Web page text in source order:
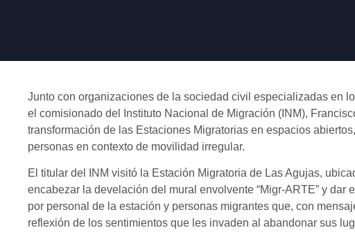
Junto con organizaciones de la sociedad civil especializadas en
el comisionado del Instituto Nacional de Migración (INM),
transformación de las Estaciones Migratorias en espacios
personas en contexto de movilidad irregular.
El titular del INM visitó la Estación Migratoria de Las Agujas,
encabezar la develación del mural envolvente “Migr-ARTE” y dar
por personal de la estación y personas migrantes que, con
reflexión de los sentimientos que les invaden al abandonar sus